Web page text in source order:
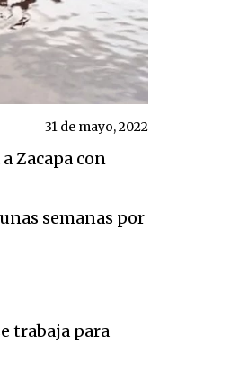
31 de mayo, 2022
Zacapa con
semanas por
trabaja para